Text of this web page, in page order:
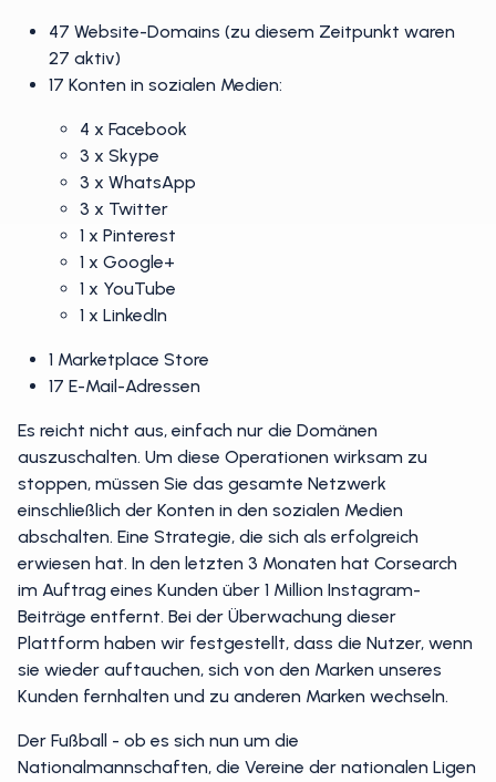
47 Website-Domains (zu diesem Zeitpunkt waren
27 aktiv)
17 Konten in sozialen Medien:
4 x Facebook
3 x Skype
3 x WhatsApp
3 x Twitter
1 x Pinterest
1 x Google+
1 x YouTube
1 x LinkedIn
1 Marketplace Store
17 E-Mail-Adressen
Es reicht nicht aus, einfach nur die Domänen
auszuschalten. Um diese Operationen wirksam zu
stoppen, müssen Sie das gesamte Netzwerk
einschließlich der Konten in den sozialen Medien
abschalten. Eine Strategie, die sich als erfolgreich
erwiesen hat. In den letzten 3 Monaten hat Corsearch
im Auftrag eines Kunden über 1 Million Instagram-
Beiträge entfernt. Bei der Überwachung dieser
Plattform haben wir festgestellt, dass die Nutzer, wenn
sie wieder auftauchen, sich von den Marken unseres
Kunden fernhalten und zu anderen Marken wechseln.
Der Fußball - ob es sich nun um die
Nationalmannschaften, die Vereine der nationalen Ligen